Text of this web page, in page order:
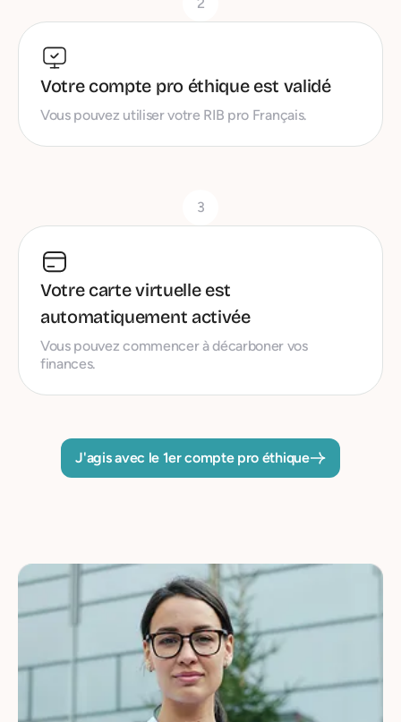
Votre compte pro éthique est validé
Vous pouvez utiliser votre RIB pro Français.
3
Votre carte virtuelle est
automatiquement activée
Vous pouvez commencer à décarboner vos
finances.
J'agis avec le 1er compte pro éthique